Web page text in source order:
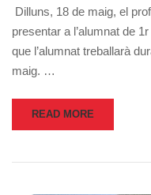
Dilluns, 18 de maig, el
presentar a l’alumnat de
que l’alumnat treballarà
maig. …
READ MORE